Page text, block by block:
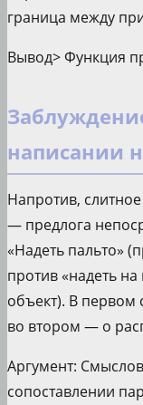
граница между
Вывод> Функция
написании
Напротив,
— предлога
«Надеть пальто»
против «надеть на
объект). В первом
во втором — о
Аргумент:
сопоставлении